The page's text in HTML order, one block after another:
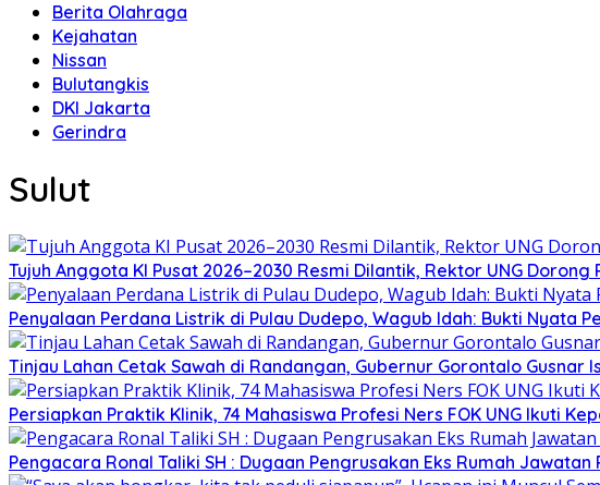
Berita Olahraga
Kejahatan
Nissan
Bulutangkis
DKI Jakarta
Gerindra
Sulut
Tujuh Anggota KI Pusat 2026–2030 Resmi Dilantik, Rektor UNG
Penyalaan Perdana Listrik di Pulau Dudepo, Wagub Idah: Bukti Nyata
Tinjau Lahan Cetak Sawah di Randangan, Gubernur Gorontalo
Persiapkan Praktik Klinik, 74 Mahasiswa Profesi Ners FOK UNG Ikuti
Pengacara Ronal Taliki SH : Dugaan Pengrusakan Eks Rumah